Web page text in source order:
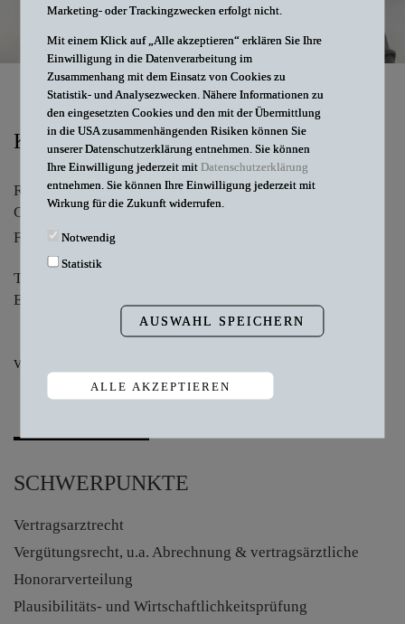
KONTAKT
Rechtsanwältin
Constanze Barufke-Haupt
Fachanwältin für Medizinrecht
Telefon
E-Mail
V-CARD
SCHWERPUNKTE
Vertragsarztrecht
Vergütungsrecht, u.a. Abrechnung & vertragsärztliche
Honorarverteilung
Plausibilitäts- und Wirtschaftlichkeitsprüfung
Marketing- oder Trackingzwecken erfolgt nicht.
Mit einem Klick auf „Alle akzeptieren“ erklären Sie Ihre
Einwilligung in die Datenverarbeitung im
Zusammenhang mit dem Einsatz von Cookies zu
Statistik- und Analysezwecken. Nähere Informationen zu
den eingesetzten Cookies und den mit der Übermittlung
in die USA zusammenhängenden Risiken können Sie
unserer Datenschutzerklärung entnehmen. Sie können
Ihre Einwilligung jederzeit mitDatenschutzerklärung
entnehmen. Sie können Ihre Einwilligung jederzeit mit
Wirkung für die Zukunft widerrufen.
Notwendig
Statistik
AUSWAHL SPEICHERN
ALLE AKZEPTIEREN
Zustimmung zurückziehen